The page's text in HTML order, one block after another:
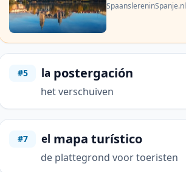
SpaanslereninSpanje.nl
#5 la postergación
het verschuiven
#7 el mapa turístico
de plattegrond voor toeristen